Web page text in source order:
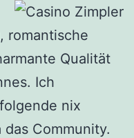
romantische
Qualität
Ich
nix
Community.